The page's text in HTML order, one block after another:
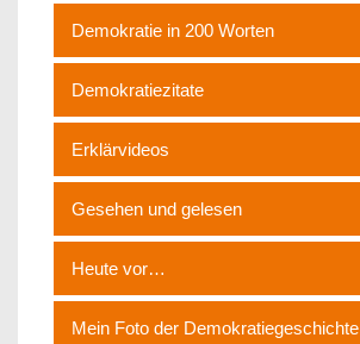
Demokratie in 200 Worten
Demokratiezitate
Erklärvideos
Gesehen und gelesen
Heute vor…
Mein Foto der Demokratiegeschichte